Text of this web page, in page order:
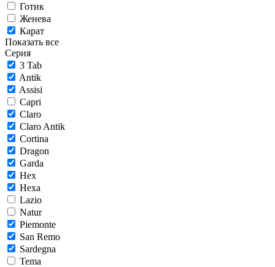
Готик
Женева
Карат
Показать все
Серия
3 Tab
Antik
Assisi
Capri
Claro
Claro Antik
Cortina
Dragon
Garda
Hex
Hexa
Lazio
Natur
Piemonte
San Remo
Sardegna
Tema